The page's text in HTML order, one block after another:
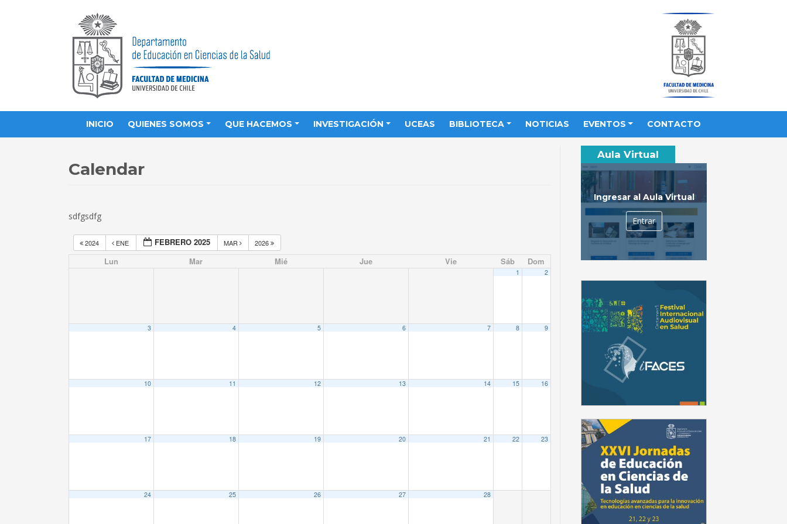
INICIO QUIENES SOMOS QUE HACEMOS INVESTIGACIÓN UCEAS BIBLIOTECA NOTICIAS EVENTOS CONTACTO
Calendar
sdfgsdfg
2024 ENE FEBRERO 2025 MAR 2026
Lun Mar Mié Jue Vie Sáb Dom
1 2
3 4 5 6 7 8 9
10 11 12 13 14 15 16
17 18 19 20 21 22 23
24 25 26 27 28
Aula Virtual
Ingresar al Aula Virtual
Entrar